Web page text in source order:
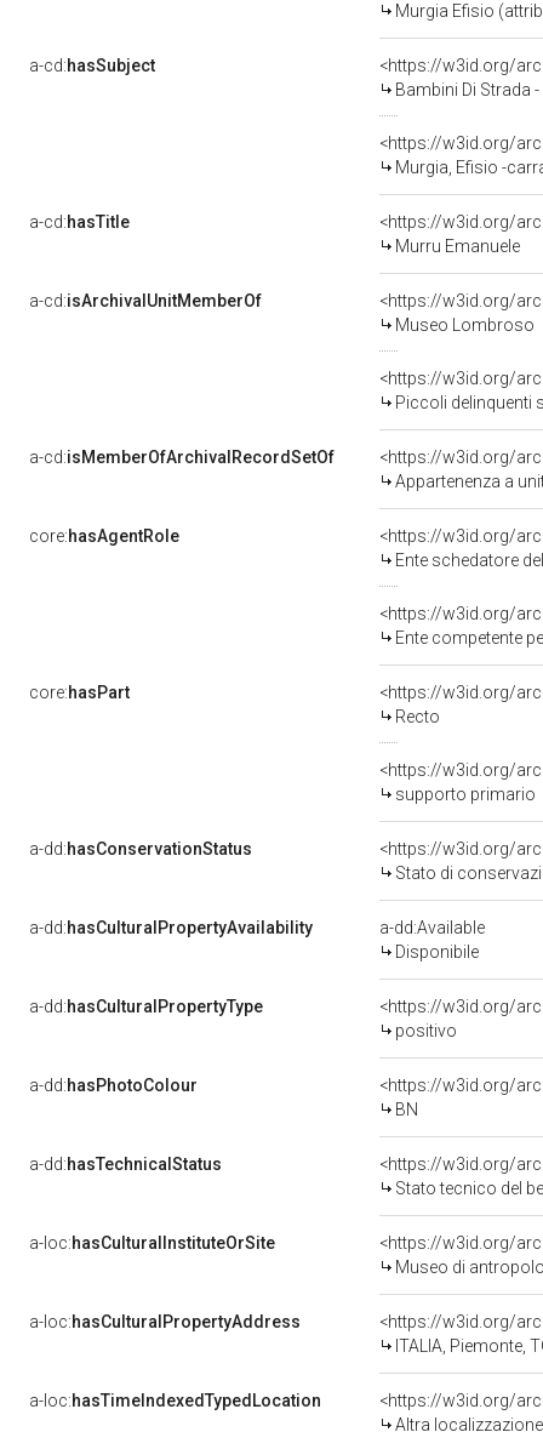
Murgia Efisio
a-cd:hasSubject
<https://w3id.org/
Bambini Di Strada
<https://w3id.org/
Murgia, Efisio -
a-cd:hasTitle
<https://w3id.org/
Murru Emanuele
a-cd:isArchivalUnitMemberOf
Museo Lombroso
Piccoli delinquenti
a-cd:isMemberOfArchivalRecordSetOf
<https://w3id.org/
Appartenenza a
core:hasAgentRole
<https://w3id.org/
Ente schedatore
<https://w3id.org/
Ente competente per
core:hasPart
<https://w3id.org/
Recto
<https://w3id.org/
supporto primario
a-dd:hasConservationStatus
<https://w3id.org/
Stato di
a-dd:hasCulturalPropertyAvailability
a-dd:Available
Disponibile
a-dd:hasCulturalPropertyType
<https://w3id.org/
positivo
a-dd:hasPhotoColour
<https://w3id.org/
BN
a-dd:hasTechnicalStatus
<https://w3id.org/
Stato tecnico del
a-loc:hasCulturalInstituteOrSite
<https://w3id.org/
Museo di
a-loc:hasCulturalPropertyAddress
<https://w3id.org/
ITALIA, Piemonte,
a-loc:hasTimeIndexedTypedLocation
<https://w3id.org/
Altra